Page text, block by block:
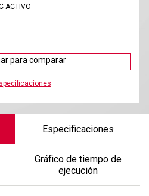
ACTIVO
para comparar
Especificaciones
Gráfico de tiempo de
ejecución